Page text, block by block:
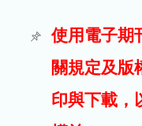
使用電子期
關規定及版
印與下載，